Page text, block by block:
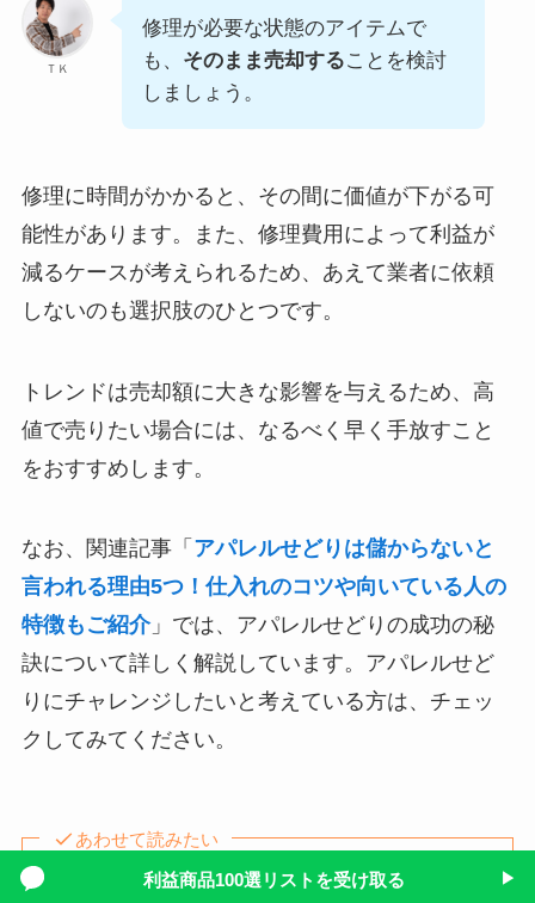
ＴＫ
修理が必要な状態のアイテムで
も、 そのまま売却することを検討
しましょう。
修理に時間がかかると、その間に価値が下がる可
能性があります。また、修理費用によって利益が
減るケースが考えられるため、あえて業者に依頼
しないのも選択肢のひとつです。
トレンドは売却額に大きな影響を与えるため、高
値で売りたい場合には、なるべく早く手放すこと
をおすすめします。
なお、関連記事「 アパレルせどりは儲からないと
言われる理由5つ！仕入れのコツや向いている人の
特徴もご紹介」では、アパレルせどりの成功の秘
訣について詳しく解説しています。アパレルせど
りにチャレンジしたいと考えている方は、チェッ
クしてみてください。
あわせて読みたい
利益商品100選リストを受け取る ▶